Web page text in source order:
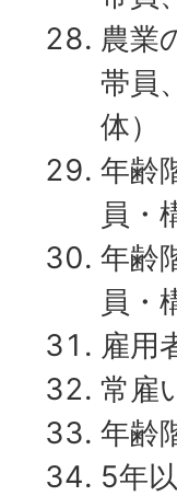
農業
帯員
体）
年齢
員・
年齢
員・
雇用
常雇
年齢
5年